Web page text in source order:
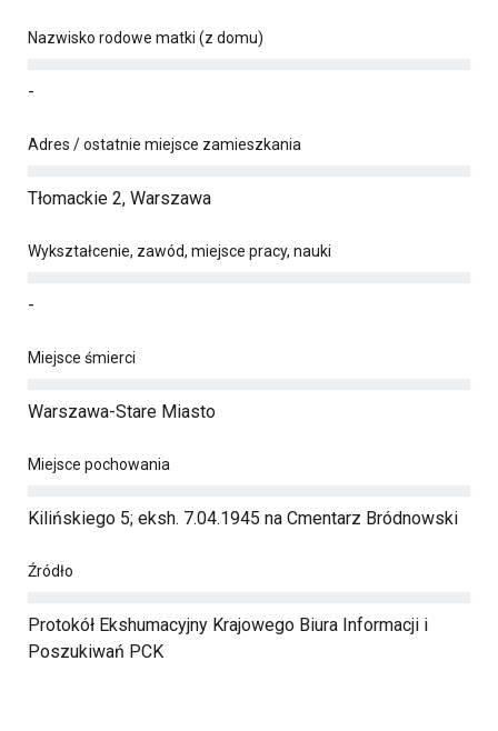
Nazwisko rodowe matki (z domu)
-
Adres / ostatnie miejsce zamieszkania
Tłomackie 2, Warszawa
Wykształcenie, zawód, miejsce pracy, nauki
-
Miejsce śmierci
Warszawa-Stare Miasto
Miejsce pochowania
Kilińskiego 5; eksh. 7.04.1945 na Cmentarz Bródnowski
Źródło
Protokół Ekshumacyjny Krajowego Biura Informacji i
Poszukiwań PCK